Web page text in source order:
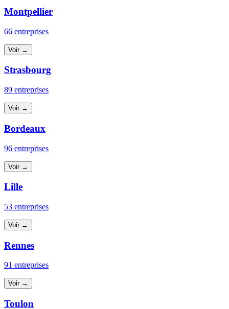
Montpellier
66 entreprises
Voir →
Strasbourg
89 entreprises
Voir →
Bordeaux
96 entreprises
Voir →
Lille
53 entreprises
Voir →
Rennes
91 entreprises
Voir →
Toulon